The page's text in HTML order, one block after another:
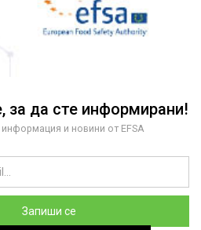
за да сте информирани!
и новини от EFSA
Запиши се